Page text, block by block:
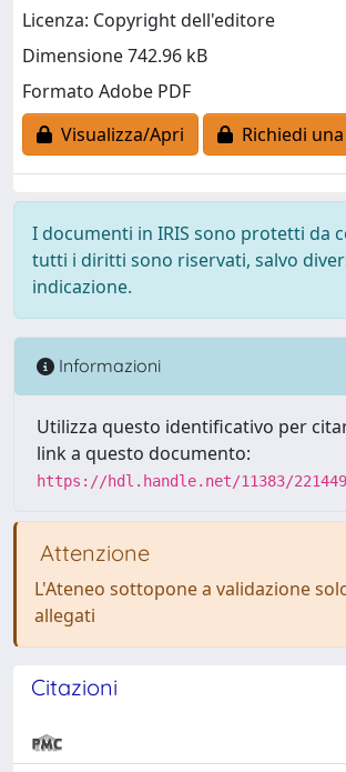
Licenza: Copyright dell'editore
Dimensione 742.96 kB
Formato Adobe PDF
Visualizza/Apri
Richiedi
I documenti in IRIS sono protetti da
tutti i diritti sono riservati, salvo
indicazione.
Informazioni
Utilizza questo identificativo per
link a questo documento:
https://hdl.handle.net/11383/
Attenzione
L'Ateneo sottopone a validazione
allegati
Citazioni